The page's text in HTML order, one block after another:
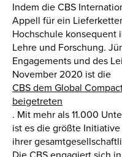
Indem die CBS
Appell für ein
Hochschule konsequent
Lehre und Forschung.
Engagements und des
November 2020 ist die
CBS dem Global
beigetreten
. Mit mehr als 11.000
ist es die größte
ihrer